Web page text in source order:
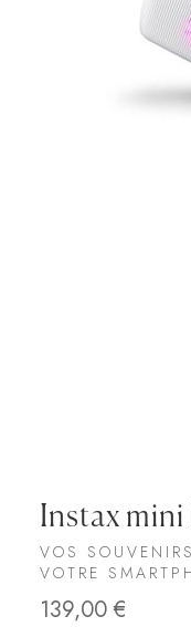
Instax mini
VOS
VOTRE
139,00 €